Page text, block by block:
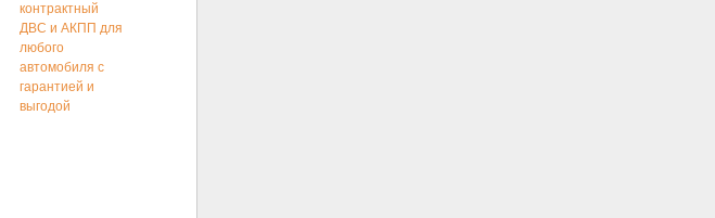
контрактный
ДВС и АКПП для
любого
автомобиля с
гарантией и
выгодой